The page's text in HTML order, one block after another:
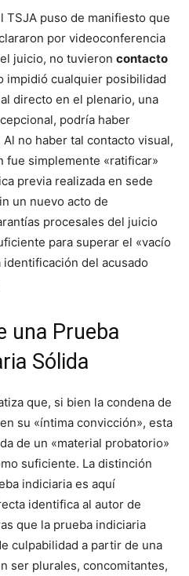
TSJA puso de manifiesto que
por videoconferencia
juicio, no tuvieron contacto
impidió cualquier posibilidad
directo en el plenario, una
podría haber
no haber tal contacto visual,
fue simplemente «ratificar»
previa realizada en sede
un nuevo acto de
procesales del juicio
para superar el «vacío
del acusado
una Prueba
Sólida
que, si bien la condena de
su «íntima convicción», esta
de un «material probatorio»
suficiente. La distinción
indiciaria es aquí
identifica al autor de
que la prueba indiciaria
culpabilidad a partir de una
ser plurales, concomitantes,